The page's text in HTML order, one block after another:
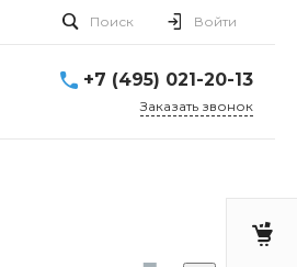
Поиск Войти
+7 (495) 021-20-13
Заказать звонок